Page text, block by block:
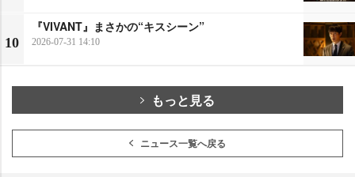
10
『VIVANT』まさかの“キスシーン”
2026-07-31 14:10
もっと見る
ニュース一覧へ戻る